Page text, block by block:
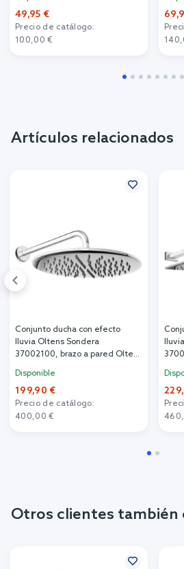
49,95 €
Precio de catálogo:
100,00 €
Artículos relacionados
Conjunto ducha con efecto
lluvia Oltens Sondera
37002100, brazo a pared Oltens
Disponible
199,90 €
Precio de catálogo:
400,00 €
Otros clientes también